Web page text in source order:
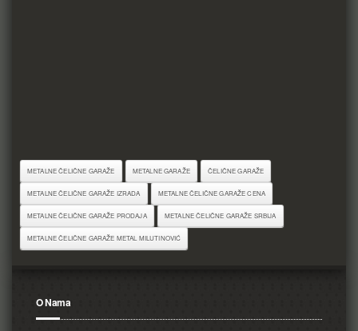
METALNE ČELIČNE GARAŽE METALNE GARAŽE ČELIČNE GARAŽE
METALNE ČELIČNE GARAŽE IZRADA METALNE ČELIČNE GARAŽE CENA
METALNE ČELIČNE GARAŽE PRODAJA METALNE ČELIČNE GARAŽE SRBIJA
METALNE ČELIČNE GARAŽE METAL MILUTINOVIĆ
O Nama